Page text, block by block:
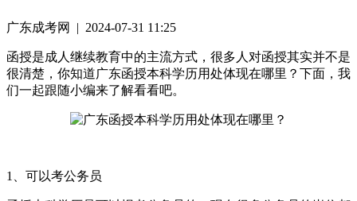
广东成考网 | 2024-07-31 11:25
函授是成人继续教育中的主流方式，很多人对函授其实并不是
很清楚，你知道广东函授本科学历用处体现在哪里？下面，我
们一起跟随小编来了解看看吧。
1、可以考公务员